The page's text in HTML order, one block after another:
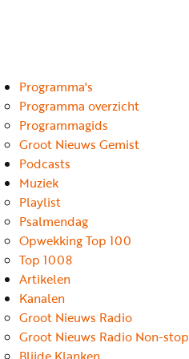
Programma's
Programma overzicht
Programmagids
Groot Nieuws Gemist
Podcasts
Muziek
Playlist
Psalmendag
Opwekking Top 100
Top 1008
Artikelen
Kanalen
Groot Nieuws Radio
Groot Nieuws Radio Non-stop
Podcasts
Muziek
Artikelen
Kanalen
Steun
onze
missie
Info